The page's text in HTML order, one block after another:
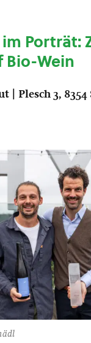
Porträt:
Bio-Wein
| Plesch 3, 8354